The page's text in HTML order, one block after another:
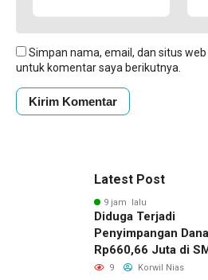
Simpan nama, email, dan situs
untuk komentar saya berikutnya.
Latest Post
9 jam lalu
Diduga Terjadi
Penyimpangan
Rp660,66 Juta di
Negeri 1 Pulau-Pulau
9 Korwil Nias